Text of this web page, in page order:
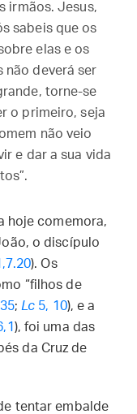
irmãos. Jesus,
sabeis que os
elas e os
não deverá ser
torne-se
o primeiro, seja
não veio
e dar a sua vida
hoje comemora,
o discípulo
). Os
“filhos de
; Lc 5, 10), e a
), foi uma das
da Cruz de
tentar embalde